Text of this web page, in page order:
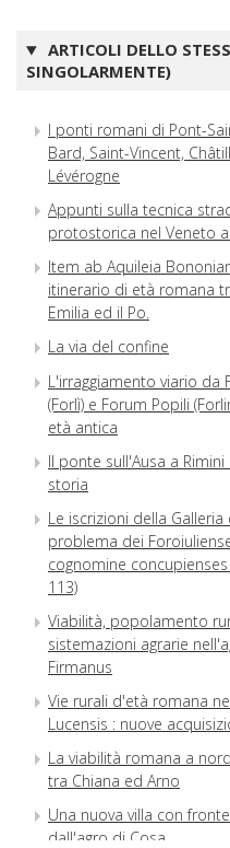
ARTICOLI DELLO
SINGOLARMENTE)
I ponti romani di Pont-
Bard, Saint-Vincent,
Lévérogne
Appunti sulla tecnica
protostorica nel Veneto
Item ab Aquileia
itinerario di età romana
Emilia ed il Po.
La via del confine
L'irraggiamento viario da
(Forlì) e Forum Popili
età antica
Il ponte sull'Ausa a Rimini
storia
Le iscrizioni della Galleria
problema dei
cognomine concupienses
113)
Viabilità, popolamento
sistemazioni agrarie
Firmanus
Vie rurali d'età romana
Lucensis : nuove
La viabilità romana a
tra Chiana ed Arno
Una nuova villa con
dall'agro di Cosa